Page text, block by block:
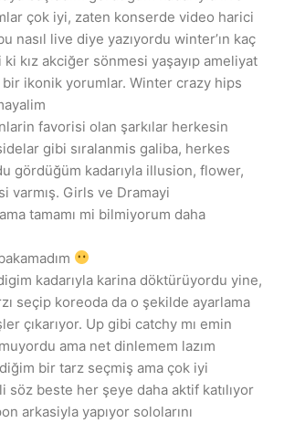
çok iyi, zaten konserde video harici
nasıl live diye yazıyordu winter’ın kaç
kız akciğer sönmesi yaşayıp ameliyat
ikonik yorumlar. Winter crazy hips
favorisi olan şarkılar herkesin
gibi sıralanmis galiba, herkes
gördüğüm kadarıyla illusion, flower,
varmış. Girls ve Dramayi
tamamı mi bilmiyorum daha
kadarıyla karina döktürüyordu yine,
seçip koreoda da o şekilde ayarlama
çıkarıyor. Up gibi catchy mı emin
ama net dinlemem lazım
bir tarz seçmiş ama çok iyi
söz beste her şeye daha aktif katılıyor
arkasiyla yapıyor sololarını